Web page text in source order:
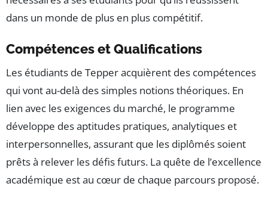
dans un monde de plus en plus compétitif.
Compétences et Qualifications
Les étudiants de Tepper acquièrent des compétences
qui vont au-delà des simples notions théoriques. En
lien avec les exigences du marché, le programme
développe des aptitudes pratiques, analytiques et
interpersonnelles, assurant que les diplômés soient
prêts à relever les défis futurs. La quête de l’excellence
académique est au cœur de chaque parcours proposé.